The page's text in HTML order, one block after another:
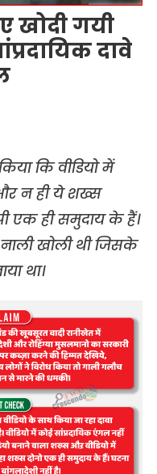
खोदी गयी
दावे
कि वीडियो में
न ही ये शख्स
एक ही समुदाय के हैं।
खोली थी जिसके
था।